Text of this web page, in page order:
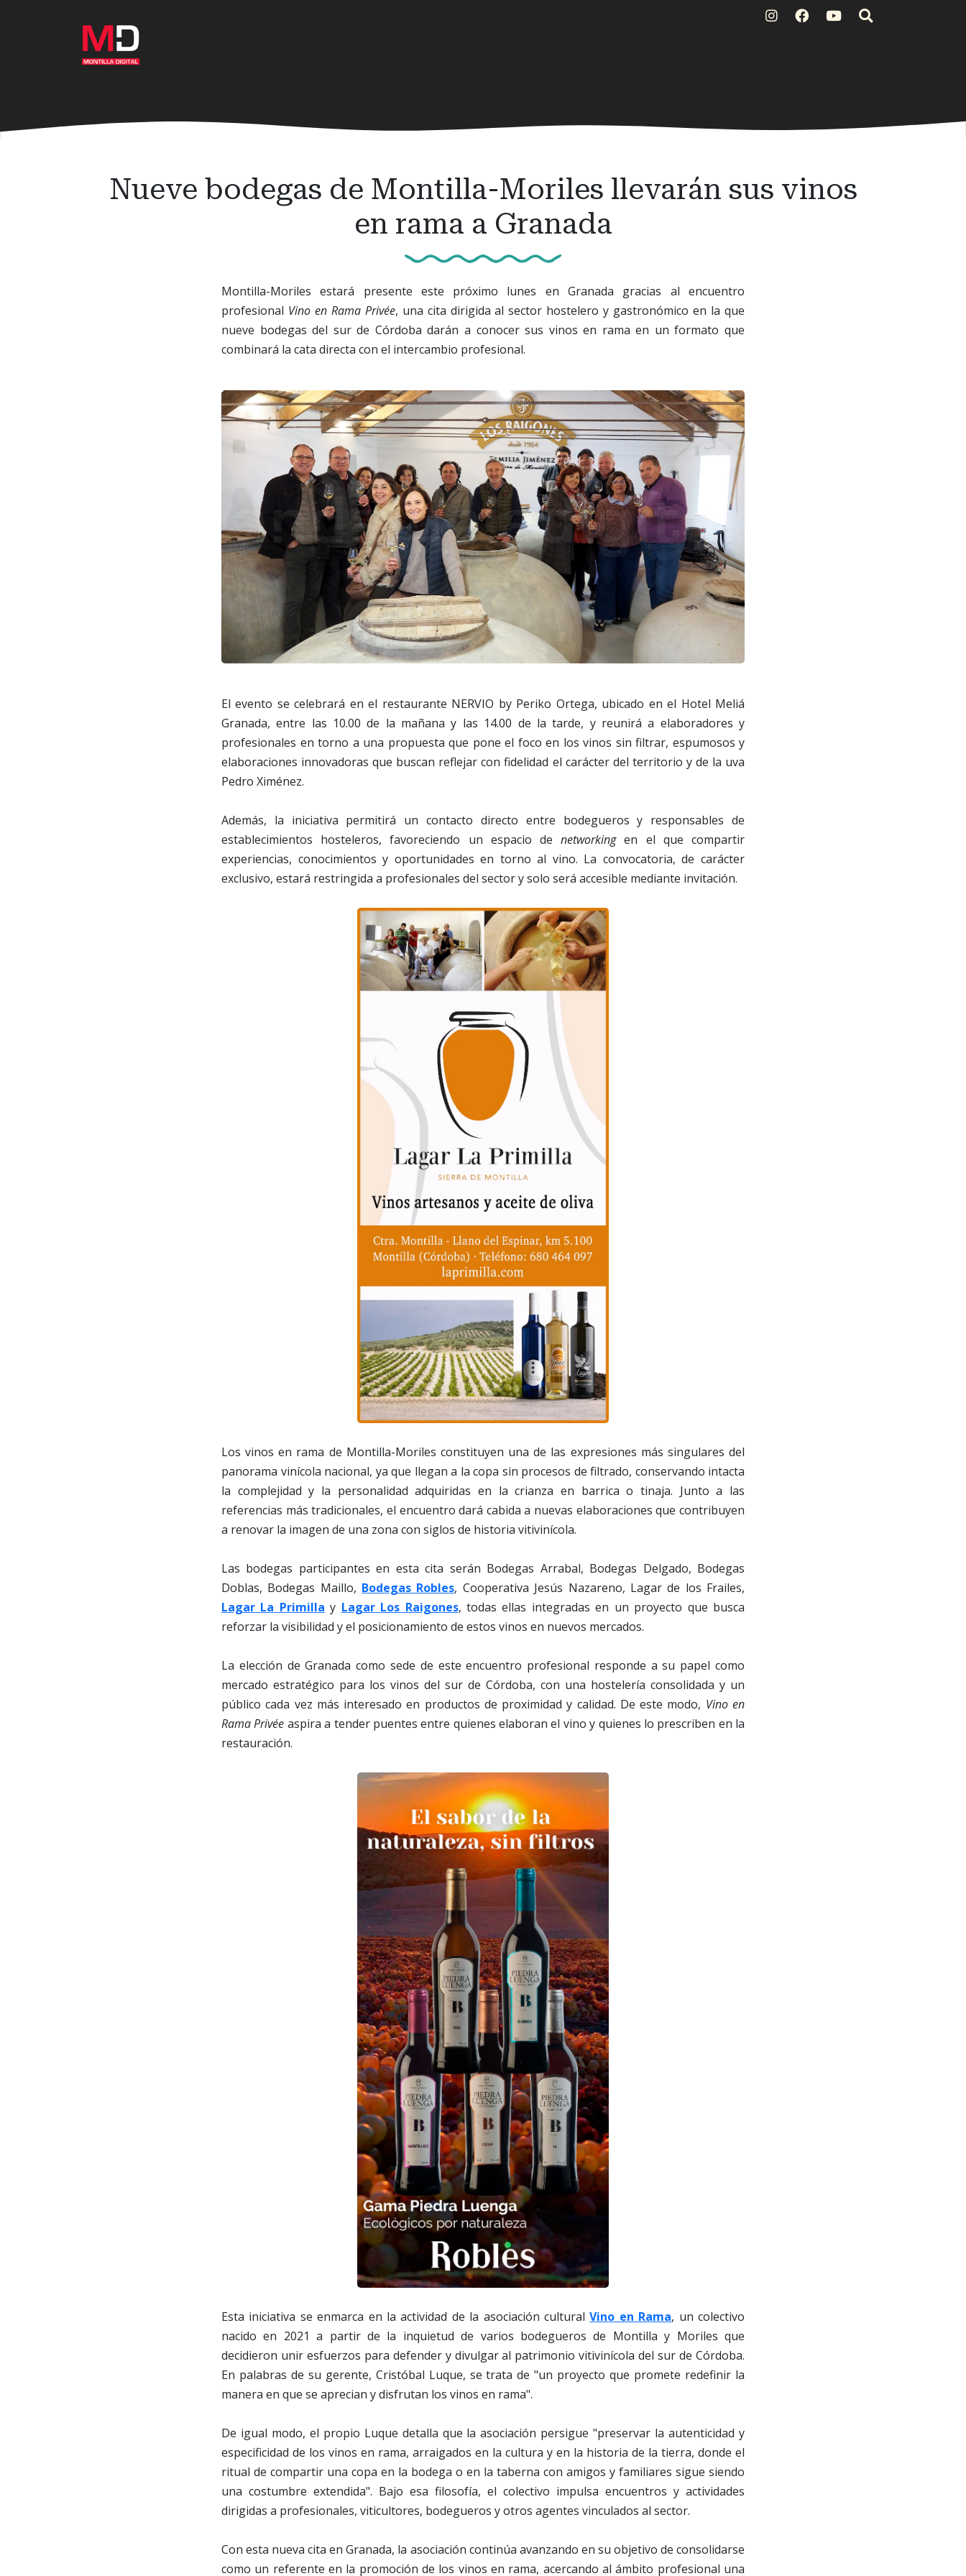
Nueve bodegas de Montilla-Moriles llevarán sus vinos
en rama a Granada
Montilla-Moriles estará presente este próximo lunes en Granada gracias al encuentro
profesional Vino en Rama Privée, una cita dirigida al sector hostelero y gastronómico en la que
nueve bodegas del sur de Córdoba darán a conocer sus vinos en rama en un formato que
combinará la cata directa con el intercambio profesional.
El evento se celebrará en el restaurante NERVIO by Periko Ortega, ubicado en el Hotel Meliá
Granada, entre las 10.00 de la mañana y las 14.00 de la tarde, y reunirá a elaboradores y
profesionales en torno a una propuesta que pone el foco en los vinos sin filtrar, espumosos y
elaboraciones innovadoras que buscan reflejar con fidelidad el carácter del territorio y de la uva
Pedro Ximénez.
Además, la iniciativa permitirá un contacto directo entre bodegueros y responsables de
establecimientos hosteleros, favoreciendo un espacio denetworkingen el que compartir
experiencias, conocimientos y oportunidades en torno al vino. La convocatoria, de carácter
exclusivo, estará restringida a profesionales del sector y solo será accesible mediante invitación.
Los vinos en rama de Montilla-Moriles constituyen una de las expresiones más singulares del
panorama vinícola nacional, ya que llegan a la copa sin procesos de filtrado, conservando intacta
la complejidad y la personalidad adquiridas en la crianza en barrica o tinaja. Junto a las
referencias más tradicionales, el encuentro dará cabida a nuevas elaboraciones que contribuyen
a renovar la imagen de una zona con siglos de historia vitivinícola.
Las bodegas participantes en esta cita serán Bodegas Arrabal, Bodegas Delgado, Bodegas
Doblas, Bodegas Maillo, Bodegas Robles, Cooperativa Jesús Nazareno, Lagar de los Frailes,
Lagar La Primilla y Lagar Los Raigones, todas ellas integradas en un proyecto que busca
reforzar la visibilidad y el posicionamiento de estos vinos en nuevos mercados.
La elección de Granada como sede de este encuentro profesional responde a su papel como
mercado estratégico para los vinos del sur de Córdoba, con una hostelería consolidada y un
público cada vez más interesado en productos de proximidad y calidad. De este modo, Vino en
Rama Privée aspira a tender puentes entre quienes elaboran el vino y quienes lo prescriben en la
restauración.
Esta iniciativa se enmarca en la actividad de la asociación culturalVino en Rama, un colectivo
nacido en 2021 a partir de la inquietud de varios bodegueros de Montilla y Moriles que
decidieron unir esfuerzos para defender y divulgar al patrimonio vitivinícola del sur de Córdoba.
En palabras de su gerente, Cristóbal Luque, se trata de "un proyecto que promete redefinir la
manera en que se aprecian y disfrutan los vinos en rama".
De igual modo, el propio Luque detalla que la asociación persigue "preservar la autenticidad y
especificidad de los vinos en rama, arraigados en la cultura y en la historia de la tierra, donde el
ritual de compartir una copa en la bodega o en la taberna con amigos y familiares sigue siendo
una costumbre extendida". Bajo esa filosofía, el colectivo impulsa encuentros y actividades
dirigidas a profesionales, viticultores, bodegueros y otros agentes vinculados al sector.
Con esta nueva cita en Granada, la asociación continúa avanzando en su objetivo de consolidarse
como un referente en la promoción de los vinos en rama, acercando al ámbito profesional una